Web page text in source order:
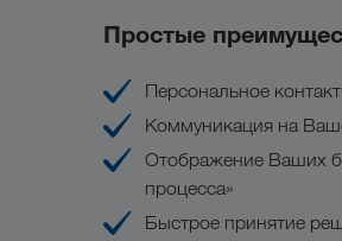
Простые
Персональное
Коммуникация на
Отображение Ваших
процесса»
Быстрое принятие